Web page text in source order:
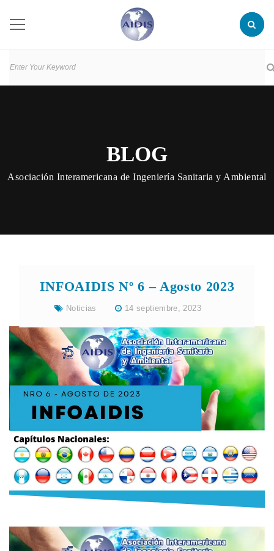
BLOG
Asociación Interamericana de Ingeniería Sanitaria y Ambiental
INFOAIDIS Nº 6 – Agosto 2023
Noticias 14 septiembre, 2023